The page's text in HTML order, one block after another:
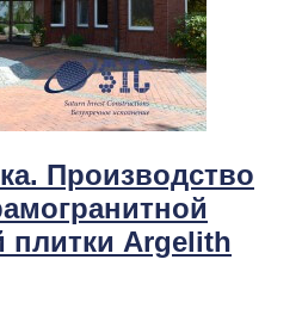
Производство
Argelith